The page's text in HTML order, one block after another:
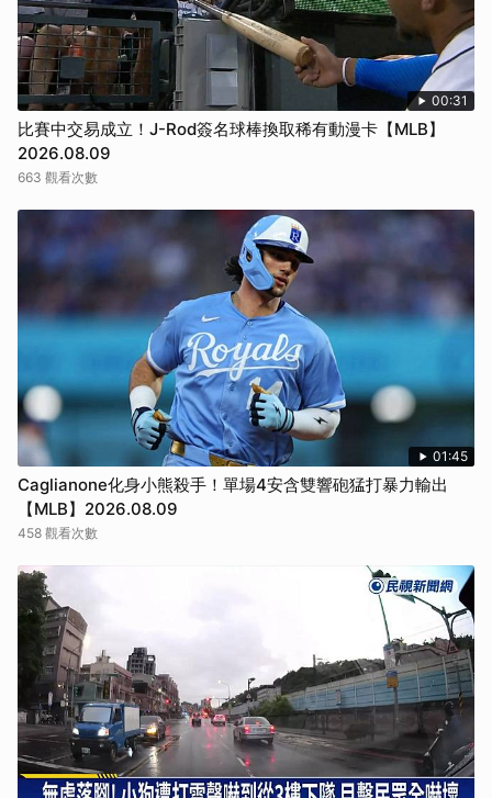
00:31
比賽中交易成立！J-Rod簽名球棒換取稀有動漫卡【MLB】
2026.08.09
663 觀看次數
01:45
Caglianone化身小熊殺手！單場4安含雙響砲猛打暴力輸出
【MLB】2026.08.09
458 觀看次數